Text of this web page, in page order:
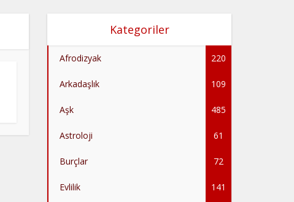
Kategoriler
Afrodizyak 220
Arkadaşlık 109
Aşk 485
Astroloji 61
Burçlar 72
Evlilik 141